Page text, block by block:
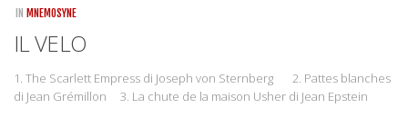
IN MNEMOSYNE
IL VELO
1. The Scarlett Empress di Joseph von Sternberg 2. Pattes blanches
di Jean Grémillon 3. La chute de la maison Usher di Jean Epstein